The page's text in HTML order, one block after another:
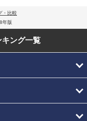
・比較
年版
キング一覧